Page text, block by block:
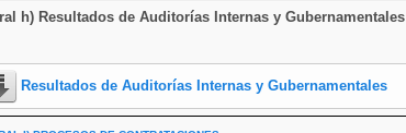
h) Resultados de Auditorías Internas y Gubernamentales
Resultados de Auditorías Internas y Gubernamentales